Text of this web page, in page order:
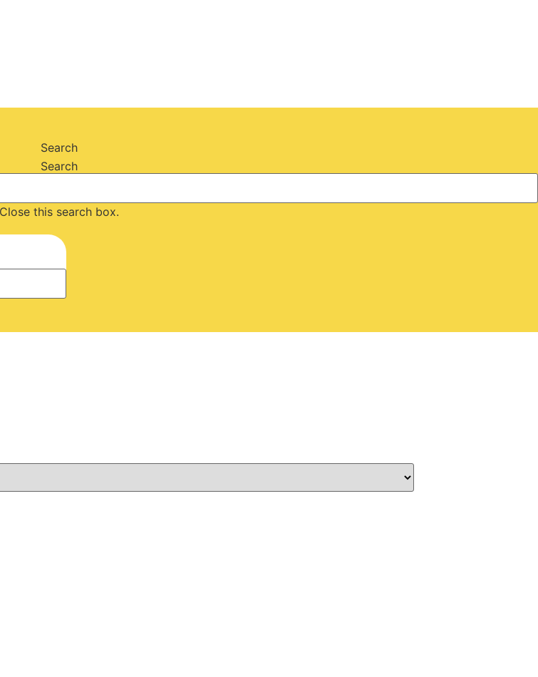
Search
Search
Close this search box.